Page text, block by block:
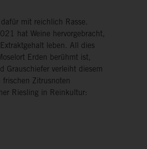
mit reichlich Rasse.
hat Weine hervorgebracht,
leben. All dies
Erden berühmt ist,
Grauschiefer verleiht diesem
frischen Zitrusnoten
Riesling in Reinkultur: